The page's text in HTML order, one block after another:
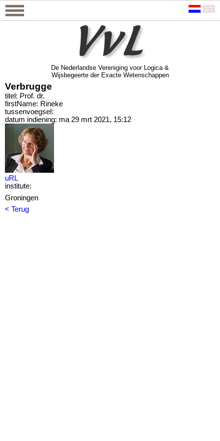
De Nederlandse Vereniging voor Logica &
Wijsbegeerte der Exacte Wetenschappen
De Nederlandse Vereniging voor Logica &
Wijsbegeerte der Exacte Wetenschappen
Verbrugge
titel: Prof. dr.
firstName: Rineke
tussenvoegsel:
datum indiening: ma 29 mrt 2021, 15:12
uRL
institute:
Groningen
< Terug